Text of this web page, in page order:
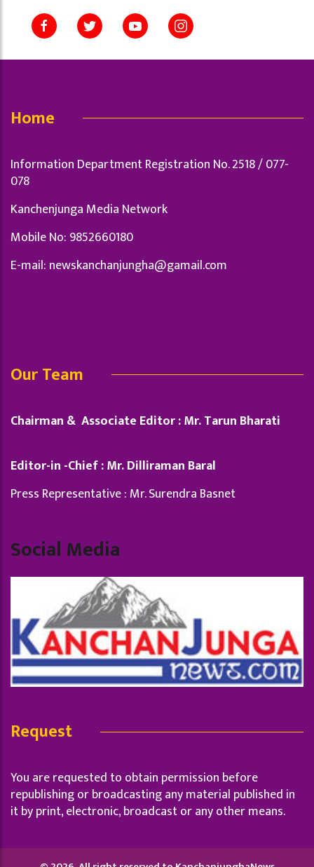
Home
Information Department Registration No. 2518 / 077-
078
Kanchenjunga Media Network
Mobile No: 9852660180
E-mail: newskanchanjungha@gamail.com
Our Team
Chairman & Associate Editor : Mr. Tarun Bharati
Editor-in -Chief : Mr. Dilliraman Baral
Press Representative : Mr. Surendra Basnet
Social Media
Request
You are requested to obtain permission before
republishing or broadcasting any material published in
it by print, electronic, broadcast or any other means.